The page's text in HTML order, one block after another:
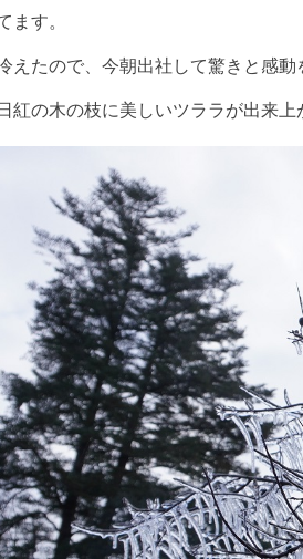
ます。
えたので、今朝出社して驚きと感動
紅の木の枝に美しいツララが出来上